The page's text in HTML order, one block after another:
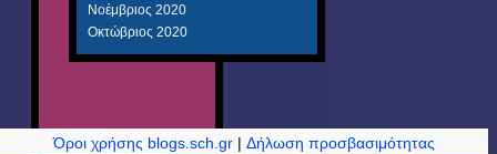
Νοέμβριος 2020
Οκτώβριος 2020
Όροι χρήσης blogs.sch.gr |Δήλωση προσβασιμότητας